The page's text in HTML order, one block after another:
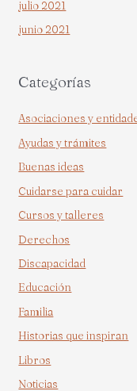
julio 2021
junio 2021
Categorías
Asociaciones y
Ayudas y trámites
Buenas ideas
Cuidarse para cuidar
Cursos y talleres
Derechos
Discapacidad
Educación
Familia
Historias que inspiran
Libros
Noticias